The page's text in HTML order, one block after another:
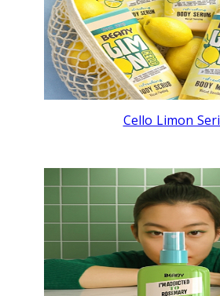
Cello Limon